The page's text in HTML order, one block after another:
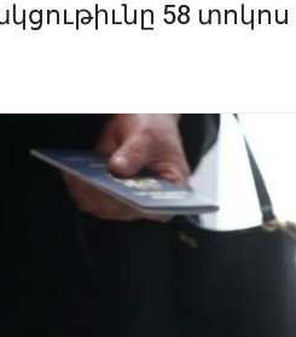
58 տոկոս